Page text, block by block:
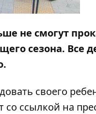
не смогут
сезона. Все
своего
со ссылкой на